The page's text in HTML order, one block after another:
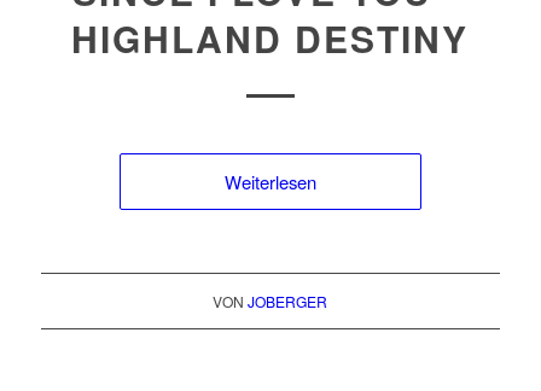
HIGHLAND DESTINY
Weiterlesen
VONJOBERGER